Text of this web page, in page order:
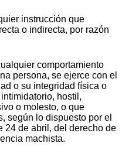
instrucción que
o indirecta, por razón
comportamiento
persona, se ejerce con el
o su integridad física o
hostil,
o molesto, o que
según lo dispuesto por el
24 de abril, del derecho de
machista.